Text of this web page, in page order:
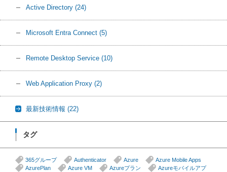
Active Directory (24)
Microsoft Entra Connect (5)
Remote Desktop Service (10)
Web Application Proxy (2)
最新技術情報 (22)
タグ
365グループ Authenticator Azure
Azure Mobile Apps
AzurePlan
Azure VM Azureプラン
Azureモバイルアプ